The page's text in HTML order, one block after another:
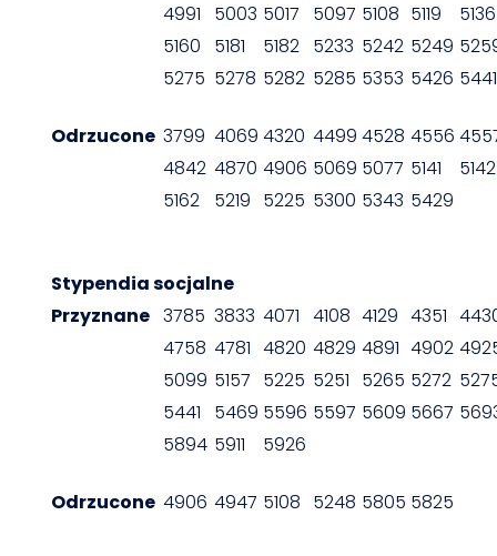
4991
5003 5017 5097 5108 5119
5136
5160
5181 5182 5233 5242 5249
5275 5278 5282 5285 5353 5426 5441
Odrzucone 3799 4069 4320 4499 4528 4556
4842 4870 4906 5069 5077 5141
5142
5162
5219 5225 5300 5343 5429
Stypendia socjalne
Przyznane 3785 3833 4071 4108 4129 4351
4758 4781 4820 4829 4891 4902
5099 5157 5225 5251 5265 5272
5441
5469 5596 5597 5609 5667
5894 5911 5926
Odrzucone 4906 4947 5108 5248 5805 5825